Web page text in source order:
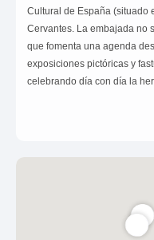
Cultural de España (situado
Cervantes. La embajada no
que fomenta una agenda
exposiciones pictóricas y
celebrando día con día la